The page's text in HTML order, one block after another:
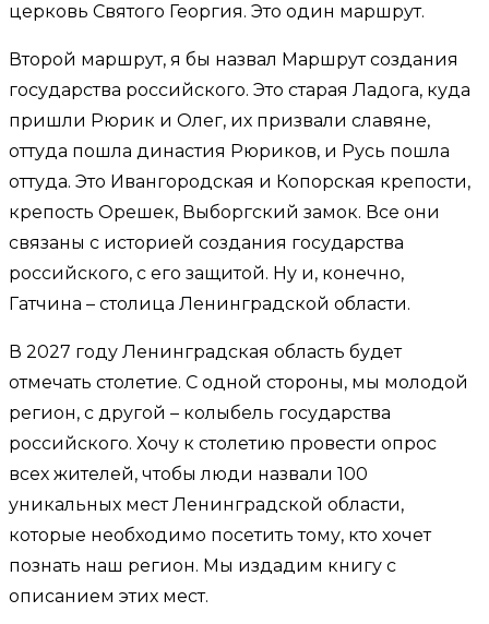
церковь Святого Георгия. Это один маршрут.
Второй маршрут, я бы назвал Маршрут создания
государства российского. Это старая Ладога, куда
пришли Рюрик и Олег, их призвали славяне,
оттуда пошла династия Рюриков, и Русь пошла
оттуда. Это Ивангородская и Копорская крепости,
крепость Орешек, Выборгский замок. Все они
связаны с историей создания государства
российского, с его защитой. Ну и, конечно,
Гатчина – столица Ленинградской области.
В 2027 году Ленинградская область будет
отмечать столетие. С одной стороны, мы молодой
регион, с другой – колыбель государства
российского. Хочу к столетию провести опрос
всех жителей, чтобы люди назвали 100
уникальных мест Ленинградской области,
которые необходимо посетить тому, кто хочет
познать наш регион. Мы издадим книгу с
описанием этих мест.